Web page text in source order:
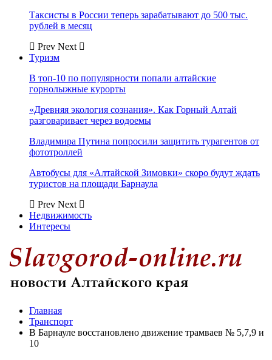
Таксисты в России теперь зарабатывают до 500 тыс.
рублей в месяц
Prev Next
Туризм
В топ-10 по популярности попали алтайские
горнолыжные курорты
«Древняя экология сознания». Как Горный Алтай
разговаривает через водоемы
Владимира Путина попросили защитить турагентов от
фототроллей
Автобусы для «Алтайской Зимовки» скоро будут ждать
туристов на площади Барнаула
Prev Next
Недвижимость
Интересы
Главная
Транспорт
В Барнауле восстановлено движение трамваев № 5,7,9 и
10